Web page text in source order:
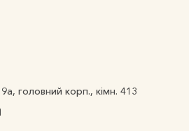
головний корп., кімн. 413